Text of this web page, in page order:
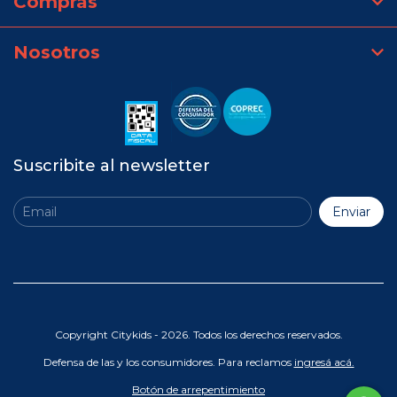
Nosotros
Suscribite al newsletter
Copyright Citykids - 2026. Todos los derechos reservados.
Defensa de las y los consumidores. Para reclamos ingresá acá.
Botón de arrepentimiento